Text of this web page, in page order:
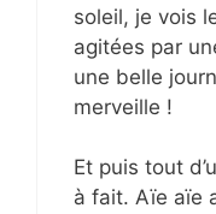
soleil, je vois
agitées par
une belle
merveille !
Et puis tout
à fait. Aïe aïe